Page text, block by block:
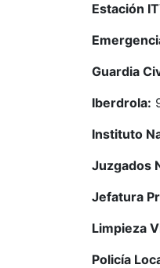
Estación
Guardia
Iberdrola:
Instituto
Juzgados
Jefatura
Limpieza
Policía